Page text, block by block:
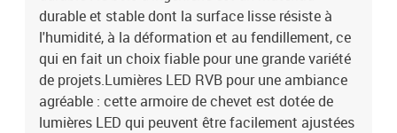
durable et stable dont la surface lisse résiste à
l'humidité, à la déformation et au fendillement, ce
qui en fait un choix fiable pour une grande variété
de projets.Lumières LED RVB pour une ambiance
agréable : cette armoire de chevet est dotée de
lumières LED qui peuvent être facilement ajustées